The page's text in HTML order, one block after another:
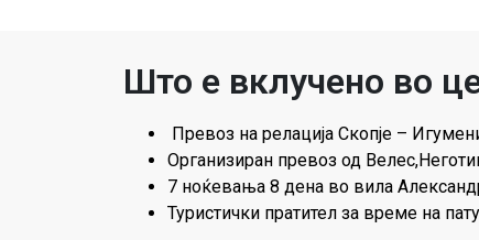
Што е вклучено во
Превоз на релација Скопје –
Организиран превоз од
7 ноќевања 8 дена во вила
Туристички пратител за време на